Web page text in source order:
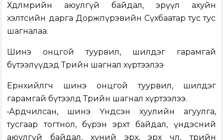
Хөдөлмөрийн аюулгүй байдал, эрүүл ахуйн
хэлтсийн дарга Доржпүрэвийн Сүхбаатар тус тус
шагналаа.
Шинэ онцгой туурвил, шилдэг гарамгай
бүтээлүүдэд Төрийн шагнал хүртээлээ
Ерөнхийлөгч шинэ онцгой туурвил, шилдэг
гарамгай бүтээлд Төрийн шагнал хүртээлээ.
•Ардчилсан, шинэ Үндсэн хуулийн агуулга,
тусгаар тогтнол, бүрэн эрхт байдал, үндэсний
аюулгүй байдал, хүний эрх, эрх чөлөө, төрийн